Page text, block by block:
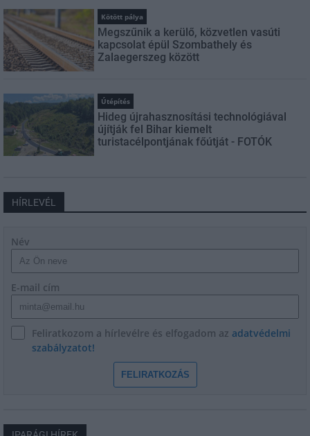
Kötött pálya
Megszűnik a kerülő, közvetlen vasúti
kapcsolat épül Szombathely és
Zalaegerszeg között
Útépítés
Hideg újrahasznosítási technológiával
újítják fel Bihar kiemelt
turistacélpontjának főútját - FOTÓK
HÍRLEVÉL
Név
E-mail cím
Feliratkozom a hírlevélre és elfogadom az adatvédelmi
szabályzatot!
FELIRATKOZÁS